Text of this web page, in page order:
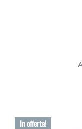
In offerta!